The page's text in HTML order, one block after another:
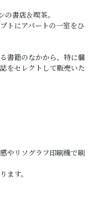
書店＆喫茶。
トにアパートの一室をひ
書籍のなかから、特に個
をセレクトして販売いた
やリソグラフ印刷機で刷
ます。